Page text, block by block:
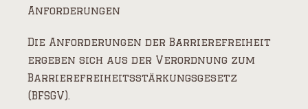
Anforderungen
Die Anforderungen der Barrierefreiheit
ergeben sich aus der Verordnung zum
Barrierefreiheitsstärkungsgesetz
(BFSGV).